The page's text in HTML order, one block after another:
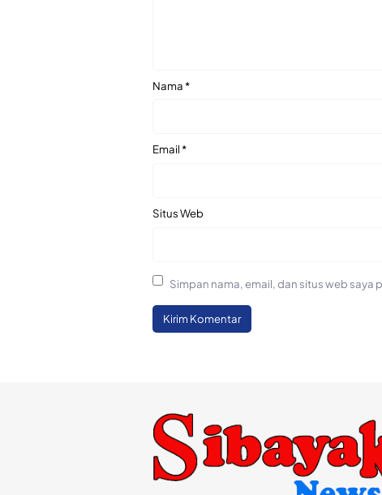
Nama*
Email*
Situs Web
Simpan nama, email, dan situs web